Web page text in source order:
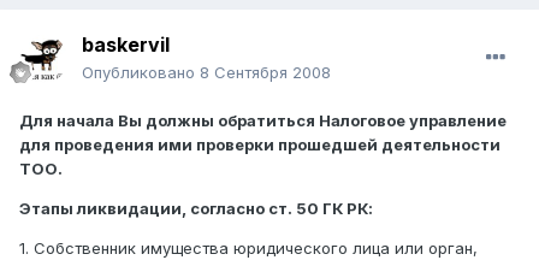
baskervil
Опубликовано 8 Сентября 2008
Для начала Вы должны обратиться Налоговое управление
для проведения ими проверки прошедшей деятельности
ТОО.
Этапы ликвидации, согласно ст. 50 ГК РК:
1. Собственник имущества юридического лица или орган,